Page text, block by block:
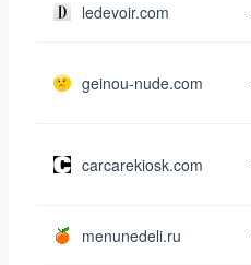
ledevoir.com
geinou-nude.com
carcarekiosk.com
menunedeli.ru